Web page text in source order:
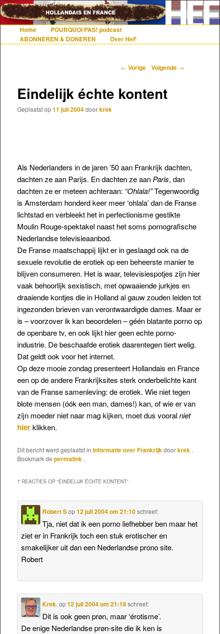
De gezelligste website voor Nederlanders die iets met Frankrijk hebben
HoofdmenuSpring naar de primaire inhoud
Spring naar de secundaire inhoud
Home
POURQUOI PAS! podcast
ABONNEREN & DONEREN
Over HeF
Berichtnavigatie
← Vorige Volgende →
Eindelijk échte kontent
Geplaatst op11 juli 2004doorkrek
Als Nederlanders in de jaren ’50 aan Frankrijk dachten,
dachten ze aan Parijs. En dachten ze aanParis, dan
dachten ze er meteen achteraan: “Ohlala!”Tegenwoordig
is Amsterdam honderd keer meer ‘ohlala’ dan de Franse
lichtstad en verbleekt het in perfectionisme gestikte
Moulin Rouge-spektakel naast het soms pornografische
Nederlandse televisieaanbod.
De Franse maatschappij lijkt er in geslaagd ook na de
sexuele revolutie de erotiek op een beheerste manier te
blijven consumeren. Het is waar, televisiespotjes zijn hier
vaak behoorlijk sexistisch, met opwaaiende jurkjes en
draaiende kontjes die in Holland al gauw zouden leiden tot
ingezonden brieven van verontwaardigde dames. Maar er
is – voorzover ik kan beoordelen – géén blatante porno op
de openbare tv, en ook lijkt hier geen echte porno-
industrie. De beschaafde erotiek daarentegen tiert welig.
Dat geldt ook voor het internet.
Op deze mooie zondag presenteert Hollandais en France
een op de andere Frankrijksites sterk onderbelichte kant
van de Franse samenleving: de erotiek. Wie niet tegen
blote mensen (óók een man, dames!) kan, of wie er van
zijn moeder niet naar mag kijken, moet dus vooralniet
hierklikken.
Dit bericht werd geplaatst in Informatie over Frankrijkdoorkrek .
Bookmark de permalink .
7 REACTIES OP “EINDELIJK ÉCHTE KONTENT”
Robert Sop12 juli 2004 om 21:10 schreef:
Tja, niet dat ik een porno liefhebber ben maar het
ziet er in Frankrijk toch een stuk erotischer en
smakelijker uit dan een Nederlandse prono site.
Robert
Krek.op12 juli 2004 om 21:18 schreef:
Dit is ook geen prøn, maar ‘érotisme’.
De enige Nederlandse prøn-site die ik ken is